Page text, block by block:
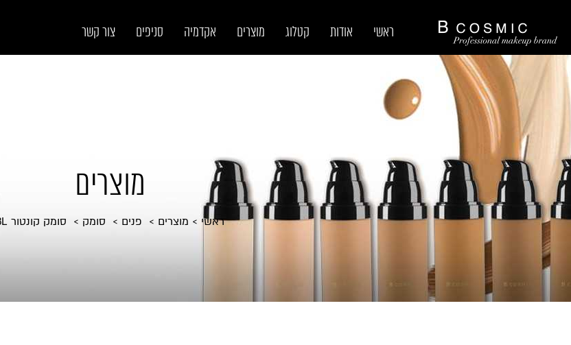
ראשי אודות קטלוג מוצרים אקדמיה סניפים צור קשר
מוצרים
ראשי מוצרים פנים סומק סומק קונטור BL